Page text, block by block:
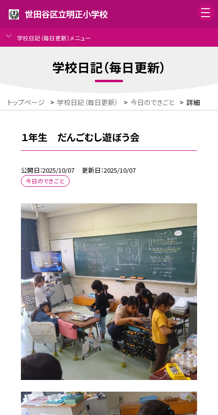
世田谷区立明正小学校
学校日記（毎日更新）メニュー
学校日記（毎日更新）
トップページ > 学校日記（毎日更新） > 今日のできごと > 詳細
１年生 だんごむし遊ぼう会
公開日 2025/10/07 更新日 2025/10/07
今日のできごと